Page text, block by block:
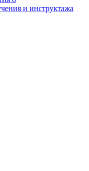
и инструктажа